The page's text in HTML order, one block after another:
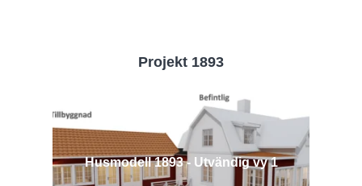
Projekt 1893
Husmodell 1893 - Utvändig vy 1